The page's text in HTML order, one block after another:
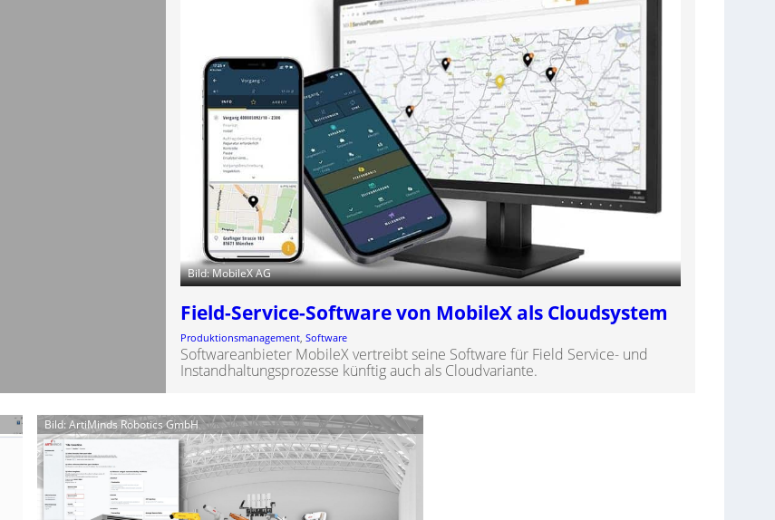
Bild: MobileX AG
Field-Service-Software von MobileX als Cloudsystem
Produktionsmanagement, Software
Softwareanbieter MobileX vertreibt seine Software für Field Service- und
Instandhaltungsprozesse künftig auch als Cloudvariante.
Bild: ArtiMinds Robotics GmbH